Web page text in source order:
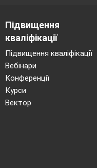
СІМ’Я
Підвищення
кваліфікації
Підвищення кваліфікації
Вебінари
Конференції
Курси
Вектор